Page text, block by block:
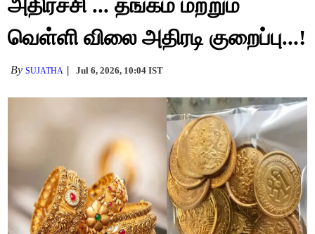
அதிர்ச்சி ... தங்கம் மற்றும்
வெள்ளி விலை அதிரடி குறைப்பு...!
BySUJATHA Jul 6, 2026, 10:04 IST